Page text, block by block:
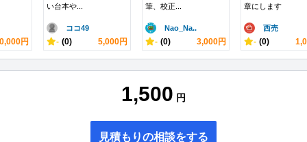
円
い台本や...
ココ49
- (0) 5,000円
筆、校正...
Nao_Na..
- (0) 3,000円
章にします
西売
- (0)
1,500 円
見積もりの相談をする